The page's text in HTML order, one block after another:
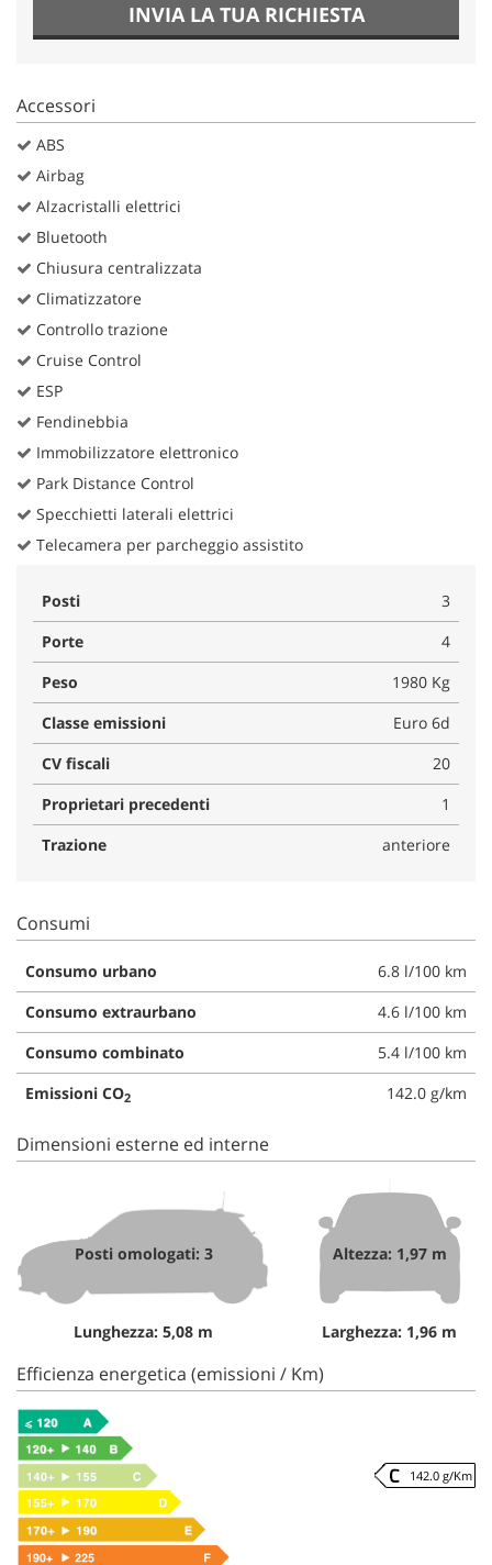
INVIA LA TUA RICHIESTA
Accessori
ABS
Airbag
Alzacristalli elettrici
Bluetooth
Chiusura centralizzata
Climatizzatore
Controllo trazione
Cruise Control
ESP
Fendinebbia
Immobilizzatore elettronico
Park Distance Control
Specchietti laterali elettrici
Telecamera per parcheggio assistito
Posti
3
Porte
4
Peso
1980 Kg
Classe emissioni
Euro 6d
CV fiscali
20
Proprietari precedenti
1
Trazione
anteriore
Consumi
Consumo urbano
6.8 l/100 km
Consumo extraurbano
4.6 l/100 km
Consumo combinato
5.4 l/100 km
Emissioni CO2 142.0 g/km
Dimensioni esterne ed interne
Posti omologati: 3
Lunghezza: 5,08 m
Altezza: 1,97 m
Larghezza: 1,96 m
Efficienza energetica (emissioni / Km)
142.0 g/Km